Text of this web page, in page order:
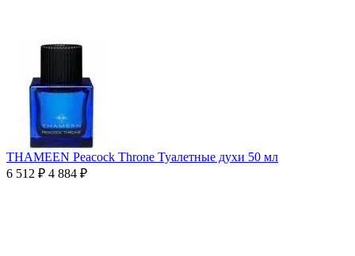
THAMEEN Peacock Throne Туалетные духи 50 мл
6 512 ₽ 4 884 ₽